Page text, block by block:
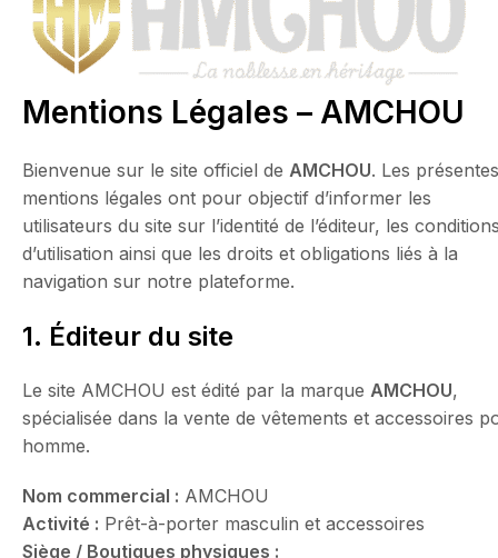
Mentions Légales – AMCHOU
Bienvenue sur le site officiel de AMCHOU. Les présentes
mentions légales ont pour objectif d’informer les
utilisateurs du site sur l’identité de l’éditeur, les
d’utilisation ainsi que les droits et obligations liés à la
navigation sur notre plateforme.
1. Éditeur du site
Le site AMCHOU est édité par la marque AMCHOU,
spécialisée dans la vente de vêtements et accessoires
homme.
Nom commercial : AMCHOU
Activité : Prêt-à-porter masculin et accessoires
Siège / Boutiques physiques :